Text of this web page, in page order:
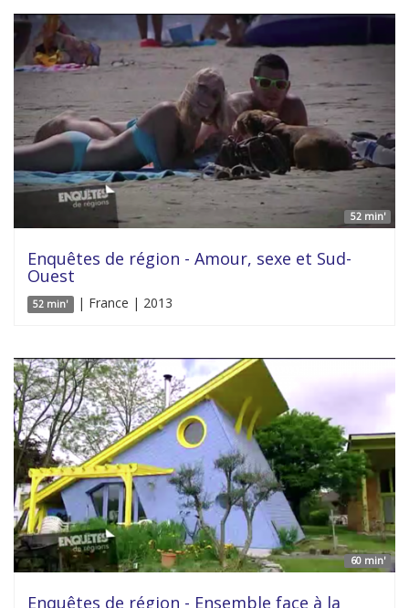
52 min'
Enquêtes de région - Amour, sexe et Sud-
Ouest
52 min' | France | 2013
60 min'
Enquêtes de région - Ensemble face à la